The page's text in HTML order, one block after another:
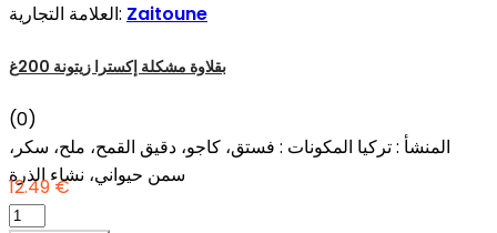
العلامة التجارية: Zaitoune
بقلاوة مشكلة إكسترا زيتونة 200غ
(0)
المنشأ : تركيا المكونات : فستق، كاجو، دقيق القمح، ملح، سكر،
سمن حيواني، نشاء الذرة
12.49 €